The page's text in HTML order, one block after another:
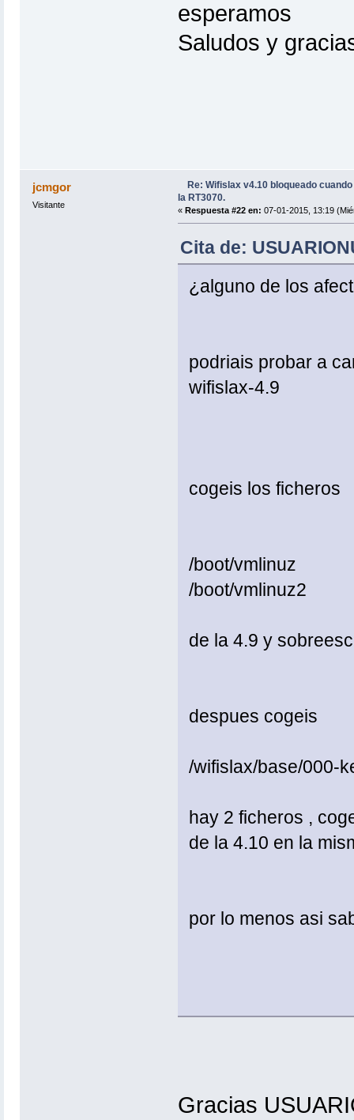
esperamos
Saludos y
jcmgor
Visitante
Re: Wifislax v4.10 bloqueado
la RT3070.
« Respuesta #22 en: 07-01-2015, 13:19
Cita de:
¿alguno de los
podriais probar a
wifislax-4.9
cogeis los ficheros
/boot/vmlinuz
/boot/vmlinuz2
de la 4.9 y
despues cogeis
/wifislax/base/000-
hay 2 ficheros ,
de la 4.10 en la
por lo menos asi
Gracias